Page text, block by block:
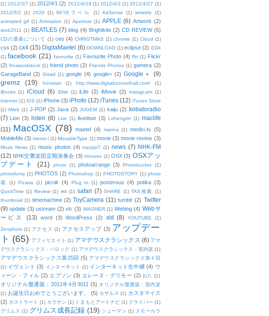
(1) 2012/3/7 (1) 2012/4/1 (2) 2012/4/19 (1) 2012/4/2 (1) 2012/4/27 (1)
2012/5/2
(1) 2020 (1) 6EYEラベル (1) AdSense (1) ameblo
(1)
animated gif (1) Animation (1) Aperture (1) APPLE (6) Artwork (2)
atok2011 (1) BEATLES (7) blog (4) Brightkite (2) CD REVIEW (5)
CDの選曲について (1) ceo (4) CHRISTMAS (1) chrome (1) Cloud (1)
css (2) cx4 (15) DigitaMaetel (6) DOWNLOAD (1) eclipse (2) ED4
(1) facebook (21) favourite (1) Favourite Photo (4) ffrr (1) Flickr
(2) fm-woodstock (1) friend photo (2) Friends Photos (1) gamera (2)
GarageBand (2) Gmail (1) google (4) google+ (2) Google＋ (9)
gremz (19) honatari (1) http://www.digitalconcerthall.com/
(1)
iBooks (1) iCloud (6) iDisk (1) iLife (2) iMovie (2) instagr.am (1)
internet (1) iOS (1) iPhone (3) iPhoto (12) iTunes (12) iTunes Store
(1) iWeb (1) J-POP (2) Java (2) JUGEM (1) kaiju (2)
kobatoradio
(7) Lion (3) listen (8) Live (1) livedoor (3) Lohengrin (1) maclife
(11) MacOSX (78) maetel (4) marina (1) medici.tv (5)
MobileMe (3) momo-i (1) MovableType (1) movie (3) movie review (3)
Music News (1) music photos (4) naoppi7 (1) news (7) NHK-FM
(12) NHK交響楽団定期演奏会 (3) ninovox (1) OSX (3) OSXアッ
プデート
(21) photo (1) photoarrange (3) Photobucket
(1)
photofunia (1) PHOTOS (2) Photoshop (1) PHOTOSTORY (1) photo
蔵
(1) Picasa (1) picnik (4) Plug In (1) posterous (4) potika (3)
QuickTime (1) Review (1) rkk (1) safari (7) SHARE (1) TAS推薦
(1)
thumbnail (1) timemachine (2) ToyCamera (11) tumblr (2) Twitter
(9) update (3) ustream (2) vlc (3) WAGNER (1) Weblog (4) Webサ
ービス
(13) word (3) WordPress (2) xld (8) YOUTUBE (1)
Zenphoto (1) アクセス (1) アクセスアップ (3) アップデー
ト (65) アフィリエイト (1) アマデウスクラシックス (6) アマ
デウスクラシックス：バロック (1) アマデウスクラシックス：室内楽 (1)
アマデウスクラシックス第25回 (5) アマデウスクラシックス第４回
(1) イヴェント (3) インターネット (1) インターネット生中継 (4) ウ
ィーン・フィル (2) エプソン (3) エレーヌ・グリモー (2) おた (1)
オリジナル盤通販：2011年4月30日 (5) オリジナル盤通販：室内楽
(1) お誕生日おめでとうございます。 (5) カザルス (1) カスタマイズ
(2) カストラート (1) カラヤン (1) くまもとアートナビ (1) クライバー (1)
グリムス (1) グリムス成長記録 (19) シューマン (1) スモールラ